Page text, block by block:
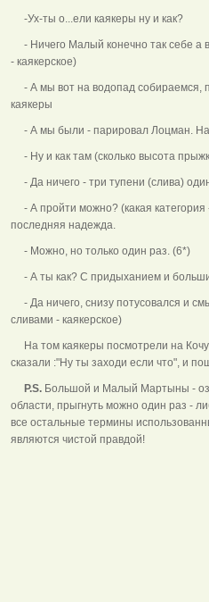
-Ух-ты о...ели каякеры ну и как?
- Ничего Малый конечно так себе а
- каякерское)
- А мы вот на водопад собираемся,
каякеры
- А мы были - парировал Лоцман. На
- Ну и как там (сколько высота
- Да ничего - три тупени (слива)
- А пройти можно? (какая категория
последняя надежда.
- Можно, но только один раз. (6*)
- А ты как? С придыханием и
- Да ничего, снизу потусовался и
сливами - каякерское)
На том каякеры посмотрели на
сказали :"Ну ты заходи если что", и
P.S. Большой и Малый Мартыны -
области, прыгнуть можно один раз -
все остальные термины
являются чистой правдой!